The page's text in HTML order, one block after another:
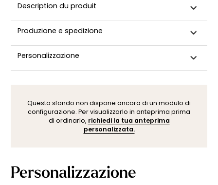
Description du produit
Produzione e spedizione
misura, confezionata con cura e spedita entro 5-8 giorni
lavorativi. Una volta spedito il tuo ordine, riceverai una
Personalizzazione
sono a tua disposizione. Puoi contattare il nostro team
cliccando qui. Dopo la tua richiesta, riceverai un’anteprima
personalizzata entro 24-48 ore per visualizzare il risultato
prima di effettuare l’ordine.
Questo sfondo non dispone ancora di un modulo di
configurazione. Per visualizzarlo in anteprima prima
di ordinarlo, richiedi la tua anteprima
personalizzata.
Personalizzazione